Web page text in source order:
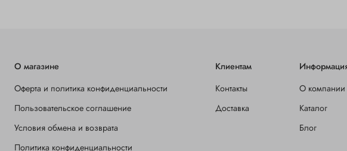
О магазине
Оферта и политика конфиденциальности
Пользовательское соглашение
Условия обмена и возврата
Политика конфиденциальности
Клиентам
Контакты
Доставка
О компании
Каталог
Блог